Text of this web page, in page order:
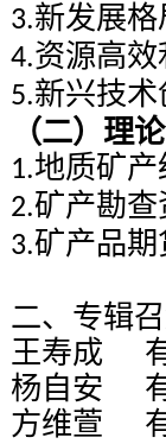
3.新发展
4.资源高
5.新兴技
（二）理
1.地质矿
2.矿产勘
3.矿产品
二、专辑
王寿成
杨自安
方维萱